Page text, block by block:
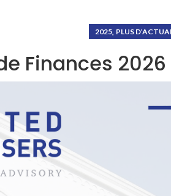
2025, PLUS
Finances